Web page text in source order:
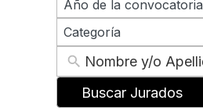
Año de la convocatoria
results
available
Categoría
results
available
Buscar Jurados